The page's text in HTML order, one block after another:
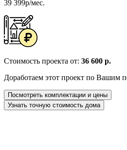
39 399р/мес.
Стоимость проекта от: 36 600 р.
Доработаем этот проект по Вашим
Посмотреть комплектации и цены
Узнать точную стоимость дома